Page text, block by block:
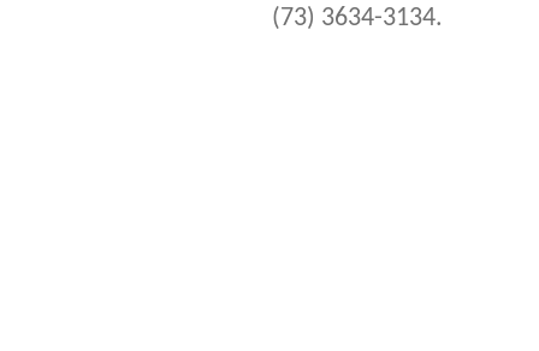
(73) 3634-3134.